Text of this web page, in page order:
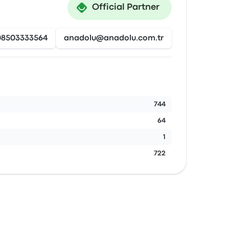
Official Partner
anadolu@anadolu.com.tr
744
64
1
722